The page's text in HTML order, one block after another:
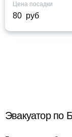
Цена посадки
80 руб
Эвакуатор по